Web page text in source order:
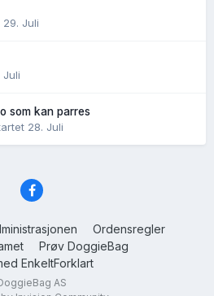
29. Juli
Juli
som kan parres
28. Juli
Ordensregler
Prøv DoggieBag
EnkeltForklart
AS